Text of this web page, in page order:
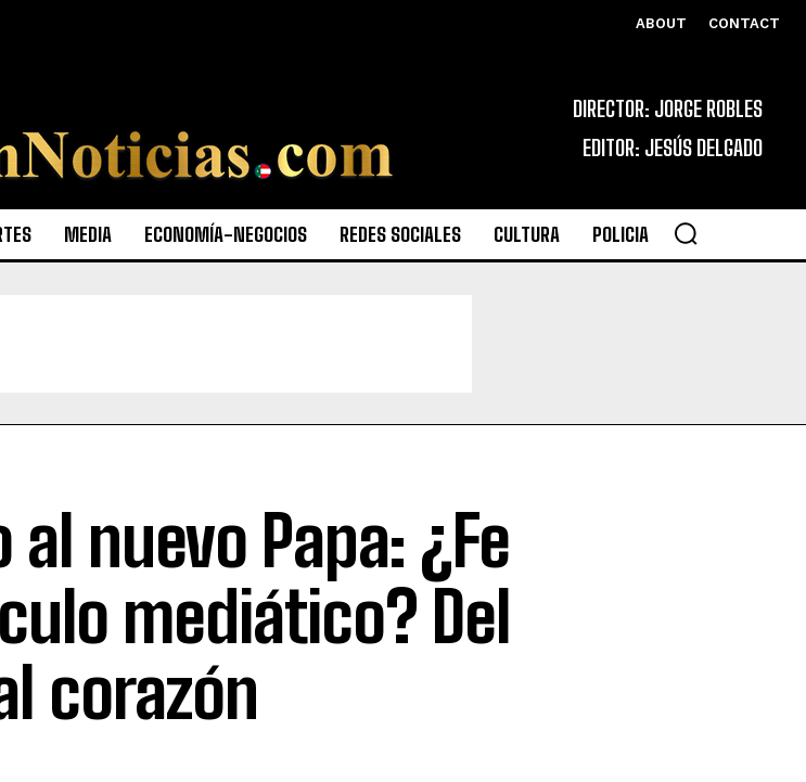
ABOUT CONTACT
DIRECTOR: JORGE ROBLES
EDITOR: JESÚS DELGADO
MEDIA ECONOMÍA-NEGOCIOS REDES SOCIALES CULTURA POLICIA
al nuevo Papa: ¿Fe
mediático? Del
corazón